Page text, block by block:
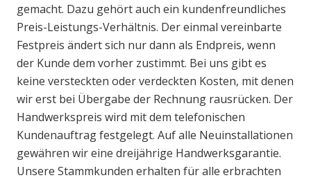
gemacht. Dazu gehört auch ein kundenfreundliches
Preis-Leistungs-Verhältnis. Der einmal vereinbarte
Festpreis ändert sich nur dann als Endpreis, wenn
der Kunde dem vorher zustimmt. Bei uns gibt es
keine versteckten oder verdeckten Kosten, mit denen
wir erst bei Übergabe der Rechnung rausrücken. Der
Handwerkspreis wird mit dem telefonischen
Kundenauftrag festgelegt. Auf alle Neuinstallationen
gewähren wir eine dreijährige Handwerksgarantie.
Unsere Stammkunden erhalten für alle erbrachten